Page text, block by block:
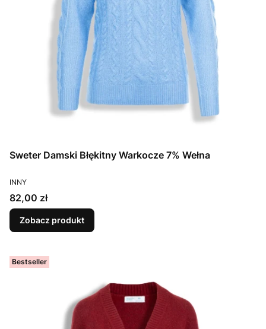
Sweter Damski Błękitny Warkocze 7% Wełna
PRODUCENT
INNY
Cena
82,00 zł
Zobacz produkt
Bestseller